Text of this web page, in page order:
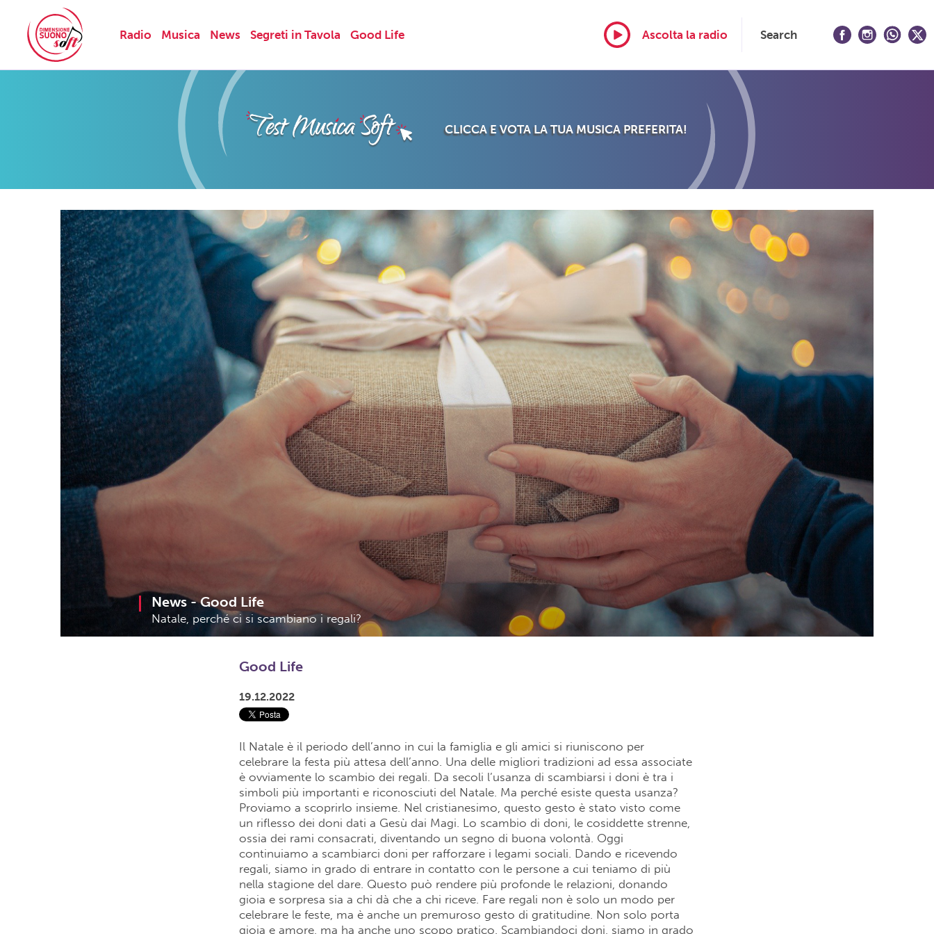
Radio Musica News Segreti in Tavola Good Life Ascolta la radio Search
CLICCA E VOTA LA TUA MUSICA PREFERITA!
News -Good Life
Natale, perché ci si scambiano i regali?
Good Life
19.12.2022
Il Natale è il periodo dell’anno in cui la famiglia e gli amici si riuniscono per
celebrare la festa più attesa dell’anno. Una delle migliori tradizioni ad essa associate
è ovviamente lo scambio dei regali. Da secoli l’usanza di scambiarsi i doni è tra i
simboli più importanti e riconosciuti del Natale. Ma perché esiste questa usanza?
Proviamo a scoprirlo insieme. Nel cristianesimo, questo gesto è stato visto come
un riflesso dei doni dati a Gesù dai Magi. Lo scambio di doni, le cosiddette strenne,
ossia dei rami consacrati, diventando un segno di buona volontà. Oggi
continuiamo a scambiarci doni per rafforzare i legami sociali. Dando e ricevendo
regali, siamo in grado di entrare in contatto con le persone a cui teniamo di più
nella stagione del dare. Questo può rendere più profonde le relazioni, donando
gioia e sorpresa sia a chi dà che a chi riceve. Fare regali non è solo un modo per
celebrare le feste, ma è anche un premuroso gesto di gratitudine. Non solo porta
gioia e amore, ma ha anche uno scopo pratico. Scambiandoci doni, siamo in grado